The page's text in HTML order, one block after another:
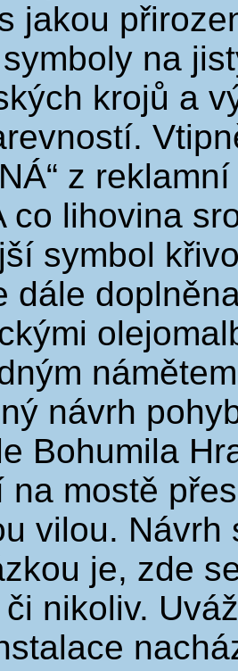
jakou
na
krojů a
z
co lihovina
symbol
dále
návrh
Bohumila
na mostě
vilou.
je, zde
nikoliv.